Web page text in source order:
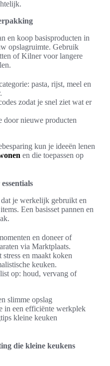
en koop basisproducten in
opslagruimte. Gebruik
of Kilner voor langere
pasta, rijst, meel en
zodat je snel ziet wat er
door nieuwe producten
kun je ideeën lenen
en die toepassen op
je werkelijk gebruikt en
Een basisset pannen en
en doneer of
via Marktplaats.
en maakt koken
keuken.
op: houd, vervang of
slimme opslag
in een efficiënte werkplek
kleine keuken
die kleine keukens